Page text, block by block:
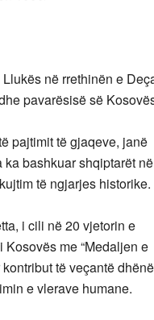
në rrethinën e
pavarësisë së
pajtimit të gjaqeve, janë
bashkuar shqiptarët në
të ngjarjes historike.
i cili në 20 vjetorin e
me “Medaljen e
të veçantë dhënë
e vlerave humane.